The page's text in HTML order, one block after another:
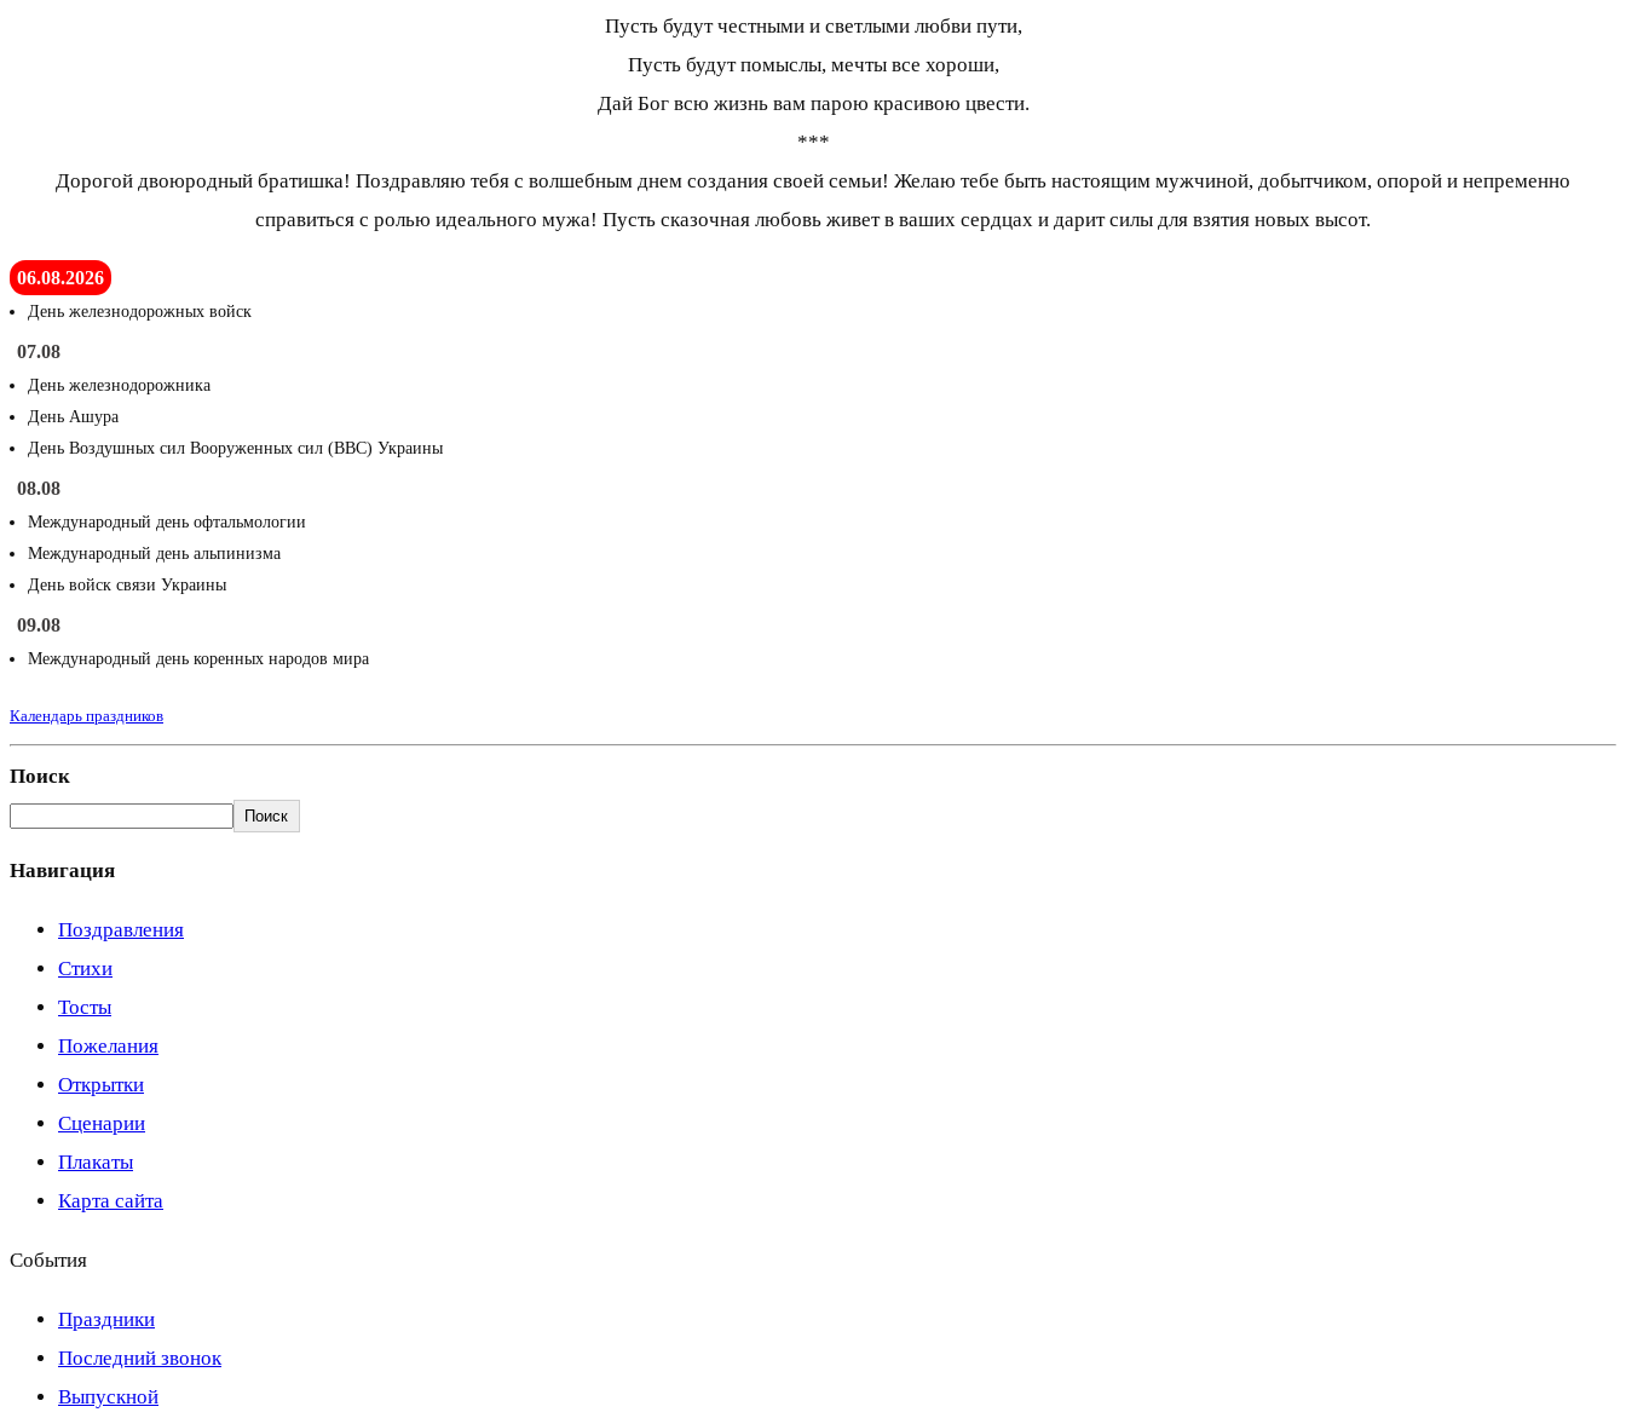
Пусть будут честными и светлыми любви пути,
Пусть будут помыслы, мечты все хороши,
Дай Бог всю жизнь вам парою красивою цвести.
***
Дорогой двоюродный братишка! Поздравляю тебя с волшебным днем создания своей семьи! Желаю тебе быть настоящим мужчиной, добытчиком, опорой и непременно
справиться с ролью идеального мужа! Пусть сказочная любовь живет в ваших сердцах и дарит силы для взятия новых высот.
06.08.2026
День железнодорожных войск
07.08
День железнодорожника
День Ашура
День Воздушных сил Вооруженных сил (ВВС) Украины
08.08
Международный день офтальмологии
Международный день альпинизма
День войск связи Украины
09.08
Международный день коренных народов мира
Календарь праздников
Поиск
Поиск
Навигация
Поздравления
Стихи
Тосты
Пожелания
Открытки
Сценарии
Плакаты
Карта сайта
События
Праздники
Последний звонок
Выпускной